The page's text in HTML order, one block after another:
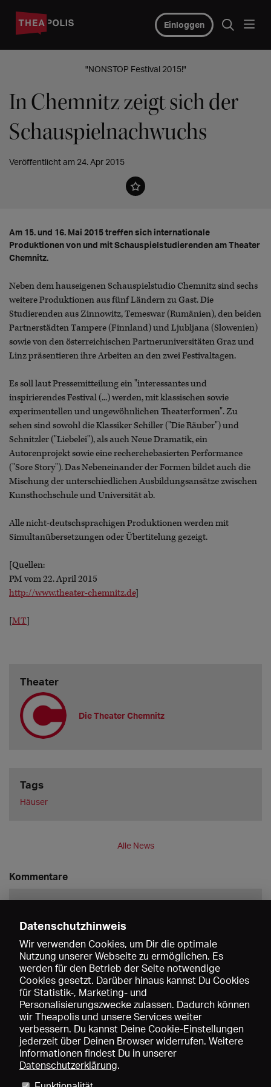
Einloggen
"NONSTOP Festival 2015!"
In Chemnitz zeigt sich der
Schauspielnachwuchs
Veröffentlicht am 24. Apr 2015
Am 15. und 16. Mai 2015 treffen sich internationale
Produktionen von und mit Schauspielstudierenden am Theater
Chemnitz.
Neben dem hauseigenen Schauspielstudio Chemnitz sind sechs
weitere Produktionen aus fünf Ländern zu Gast. Die
Studierenden aus Zinnowitz, Temeswar (Rumänien), den beiden
Partnerstädten Tampere (Finnland) und Ljubljana (Slowenien)
sowie von den österreichischen Partneruniversitäten Graz und
Linz präsentieren ihre Arbeiten an den zwei Festivaltagen.
Es soll laut Pressemitteilung ein "interessantes und
inspirierendes Festival (...) werden, mit klassischen sowie
experimentellen und ungewöhnlichen Theaterformen". Zu
sehen sind sowohl die Klassiker Schiller ("Die Räuber") und
Schnitzler ("Liebelei"), als auch Neue Dramatik, ein
Autorenprojekt sowie eine recherchebasierten Performance
("Sore Story"). Das Nebeneinander der Formen bildet auch die
Mischung der unterschiedlichen Ausbildungsansätze zwischen
Kunsthochschule und Universität ab.
Alle nicht-deutschsprachigen Produktionen werden mit
Simultanübersetzungen oder Übertitelung gezeigt.
[Quellen:
PM vom 22. April 2015
http://www.theater-chemnitz.de]
[MT]
Theater
Die Theater Chemnitz
Tags
Häuser
Alle News
Kommentare
Speichern
Datenschutzhinweis
Wir verwenden Cookies, um Dir die optimale
Nutzung unserer Webseite zu ermöglichen. Es
werden für den Betrieb der Seite notwendige
Cookies gesetzt. Darüber hinaus kannst Du Cookies
für Statistik-, Marketing- und
Personalisierungszwecke zulassen. Dadurch können
wir Theapolis und unsere Services weiter
verbessern. Du kannst Deine Cookie-Einstellungen
jederzeit über Deinen Browser widerrufen. Weitere
Informationen findest Du in unserer
Datenschutzerklärung.